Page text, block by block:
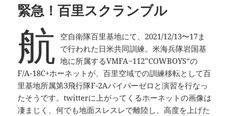
緊急！百里スクランブル
航 空自衛隊百里基地にて、2021/12/13〜17ま
で行われた日米共同訓練。米海兵隊岩国基
地に所属するVMFA−112”COWBOYS“の
F/A-18C+ホーネットが、百里空域での訓練移転として百
里基地所属第3飛行隊F-2Aバイパーゼロと演習を行なっ
たそうです。twitterに上がってくるホーネットの画像は
凄まじく、何でも地面スレスレで離陸し、高度を上げた